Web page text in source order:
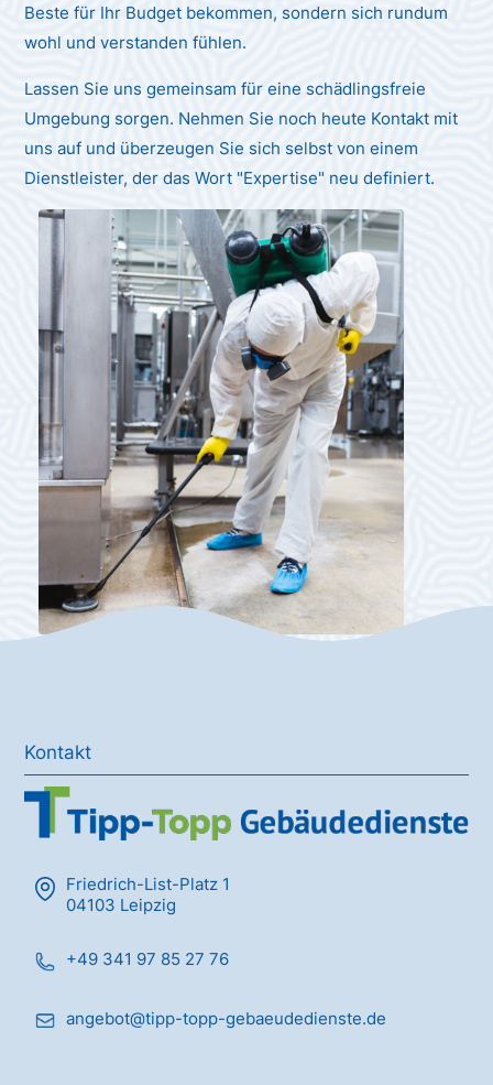
Beste für Ihr Budget bekommen, sondern sich rundum
wohl und verstanden fühlen.
Lassen Sie uns gemeinsam für eine schädlingsfreie
Umgebung sorgen. Nehmen Sie noch heute Kontakt mit
uns auf und überzeugen Sie sich selbst von einem
Dienstleister, der das Wort "Expertise" neu definiert.
Kontakt
Friedrich-List-Platz 1
04103 Leipzig
+49 341 97 85 27 76
angebot@tipp-topp-gebaeudedienste.de